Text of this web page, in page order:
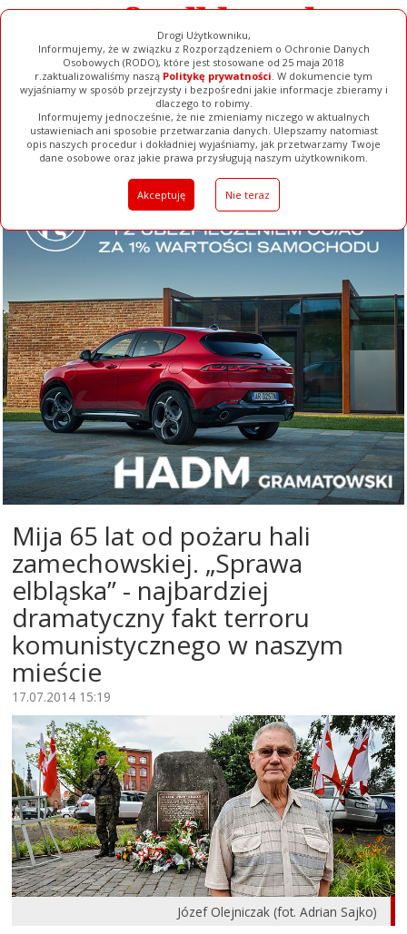
Drogi Użytkowniku,
Informujemy, że w związku z Rozporządzeniem o Ochronie Danych
Osobowych (RODO), które jest stosowane od 25 maja 2018
r.zaktualizowaliśmy naszą Politykę prywatności. W dokumencie tym
wyjaśniamy w sposób przejrzysty i bezpośredni jakie informacje zbieramy i
dlaczego to robimy.
Informujemy jednocześnie, że nie zmieniamy niczego w aktualnych
ustawieniach ani sposobie przetwarzania danych. Ulepszamy natomiast
opis naszych procedur i dokładniej wyjaśniamy, jak przetwarzamy Twoje
dane osobowe oraz jakie prawa przysługują naszym użytkownikom.
Akceptuję Nie teraz
Ogłoszenia Filmy Galerie Baza Firm Pełna Wersja
Mija 65 lat od pożaru hali
zamechowskiej. „Sprawa
elbląska” - najbardziej
dramatyczny fakt terroru
komunistycznego w naszym
mieście
17.07.2014 15:19
Józef Olejniczak (fot. Adrian Sajko)